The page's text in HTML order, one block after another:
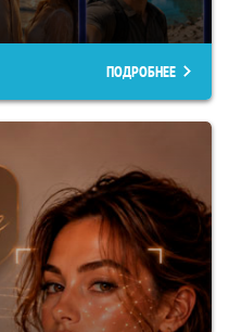
ПОДРОБНЕЕ